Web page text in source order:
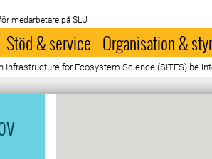
medarbetare på SLU
Stöd & service Organisation &
Infrastructure for Ecosystem Science (SITES) be